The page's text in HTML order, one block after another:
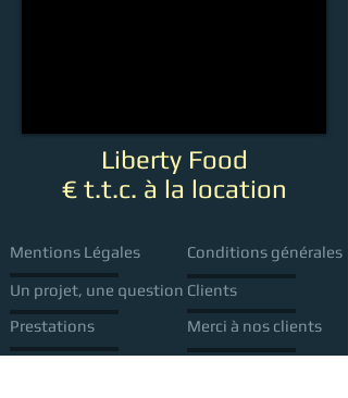
Liberty Food
€ t.t.c. à la location
Mentions Légales
Un projet, une question
Prestations
Conditions générales
Clients
Merci à nos clients